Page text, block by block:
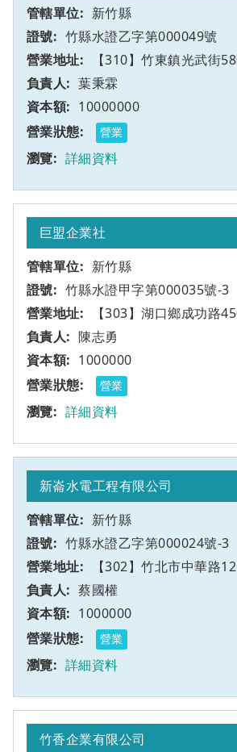
新竹縣
竹縣水證乙字第000049號
【310】竹東鎮光武街
葉秉霖
10000000
營業
詳細資料
巨盟企業社
新竹縣
竹縣水證甲字第000035號-3
【303】湖口鄉成功路
陳志勇
1000000
營業
詳細資料
新崙水電工程有限公司
新竹縣
竹縣水證乙字第000024號-3
【302】竹北市中華路
蔡國權
1000000
營業
詳細資料
竹香企業有限公司